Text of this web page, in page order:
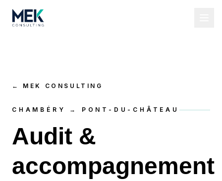
← MEK CONSULTING
CHAMBÉRY → PONT-DU-CHÂTEAU
Audit &
accompagnement